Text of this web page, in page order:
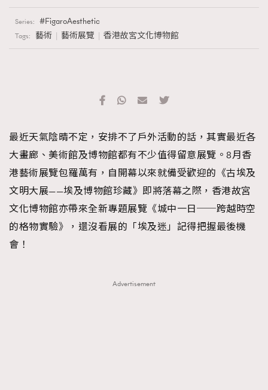
Series: FigaroAesthetic
Tags: 藝術 藝術展覽 香港故宮文化博物館
最近天氣陰晴不定，安排不了戶外活動的話，其實最近各
大畫廊、美術館及博物館都有不少值得留意展覽。8月香
港藝術展覽包羅萬有，自開幕以來就備受歡迎的《古埃及
文明大展——埃及博物館珍藏》即將落幕之際，香港故宮
文化博物館亦帶來全新專題展覽《城中一日──跨越時空
的格物實驗》，還沒看展的「埃及迷」記得把握最後機
會！
Advertisement